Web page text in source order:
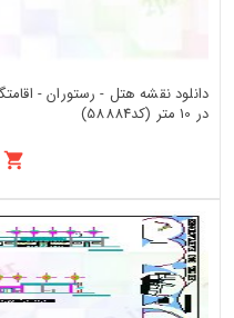
در 10 متر (کد58884)